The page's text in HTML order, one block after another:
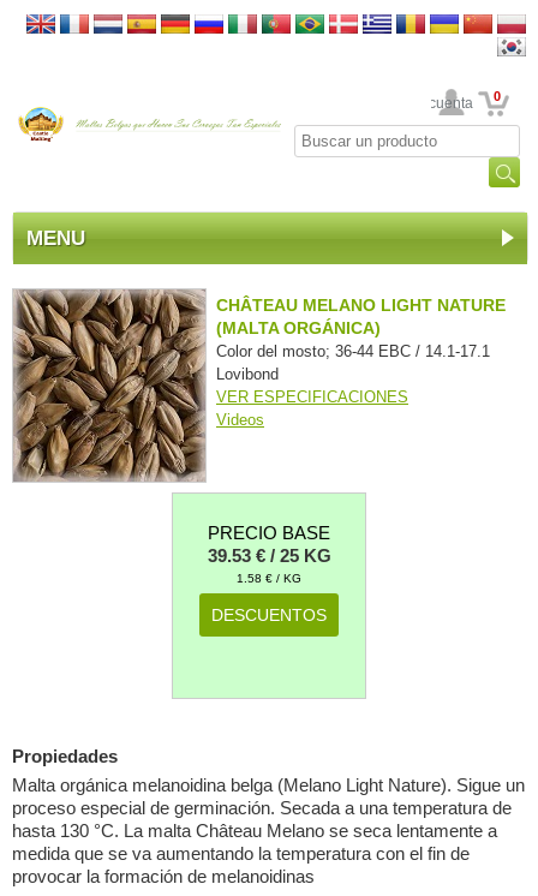
Su cuenta 0
MENU
CHÂTEAU MELANO LIGHT NATURE
(MALTA ORGÁNICA)
Color del mosto; 36-44 EBC / 14.1-17.1
Lovibond
VER ESPECIFICACIONES
Videos
PRECIO BASE
39.53 € / 25 KG
1.58 € / KG
DESCUENTOS
Propiedades
Malta orgánica melanoidina belga (Melano Light Nature). Sigue un
proceso especial de germinación. Secada a una temperatura de
hasta 130 °C. La malta Château Melano se seca lentamente a
medida que se va aumentando la temperatura con el fin de
provocar la formación de melanoidinas